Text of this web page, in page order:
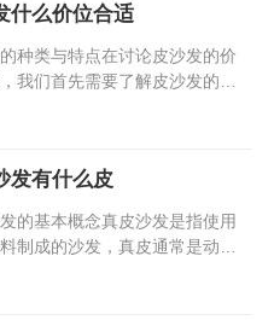
什么价位合适
种类与特点在讨论皮沙发的价
我们首先需要了解皮沙发的种
的是动物皮革，通常是牛皮、
发有什么皮
的基本概念真皮沙发是指使用
制成的沙发，真皮通常是动物
到欢迎。相比于合成皮或人造